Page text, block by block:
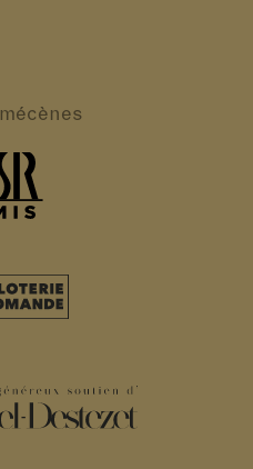
mécènes